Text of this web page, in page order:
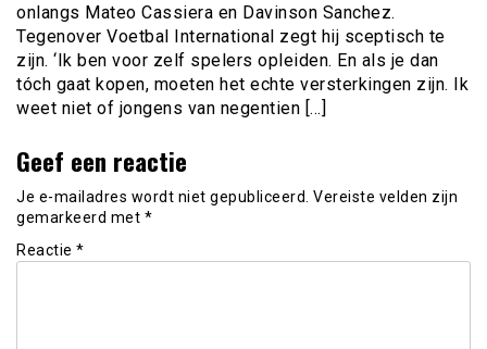
onlangs Mateo Cassiera en Davinson Sanchez.
Tegenover Voetbal International zegt hij sceptisch te
zijn. ‘Ik ben voor zelf spelers opleiden. En als je dan
tóch gaat kopen, moeten het echte versterkingen zijn. Ik
weet niet of jongens van negentien […]
Geef een reactie
Je e-mailadres wordt niet gepubliceerd. Vereiste velden zijn
gemarkeerd met *
Reactie *